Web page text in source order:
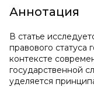
Аннотация
В статье
правового статуса
контексте
государственной
уделяется